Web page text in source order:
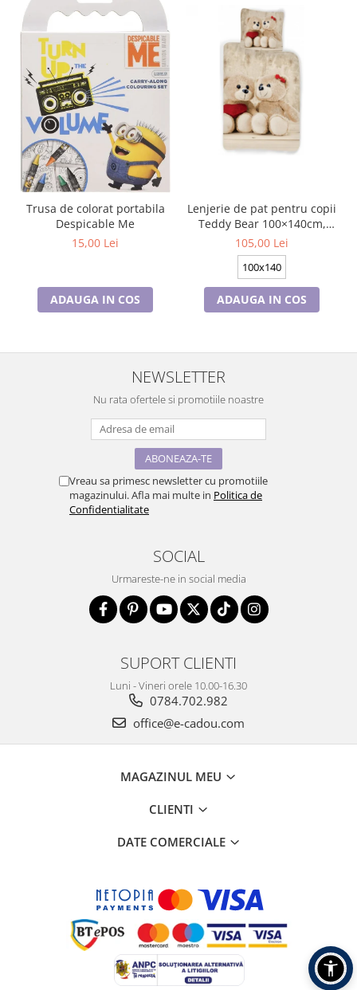
Trusa de colorat portabila
Despicable Me
15,00 Lei
ADAUGA IN COS
Lenjerie de pat pentru copii
Teddy Bear 100×140cm,
40×45 cm BRM006430
105,00 Lei
100x140
ADAUGA IN COS
NEWSLETTER
Nu rata ofertele si promotiile noastre
Vreau sa primesc newsletter cu promotiile
magazinului. Afla mai multe in Politica de
Confidentialitate
SOCIAL
Urmareste-ne in social media
SUPORT CLIENTI
Luni - Vineri orele 10.00-16.30
0784.702.982
office@e-cadou.com
MAGAZINUL MEU
CLIENTI
DATE COMERCIALE